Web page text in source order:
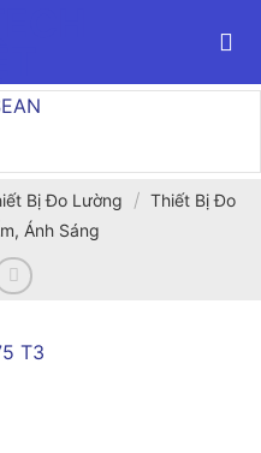
Bị Đo Lường / Thiết Bị Đo
Ánh Sáng